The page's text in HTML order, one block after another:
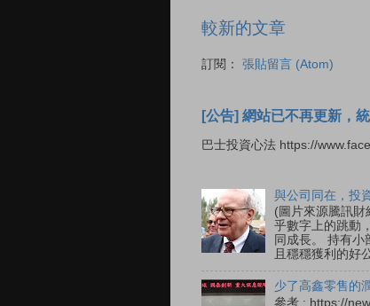
較新的文章
訂閱： 張貼留言 (Atom)
[公告] 網站已不再更新，統
巴士投資心法 https://
與公司同在，投
(圖片來源騰訊財
乎數字上的跳動
同成長。 持有
且穩穩獲利的好
少了高鑫零售的
參考 : https://